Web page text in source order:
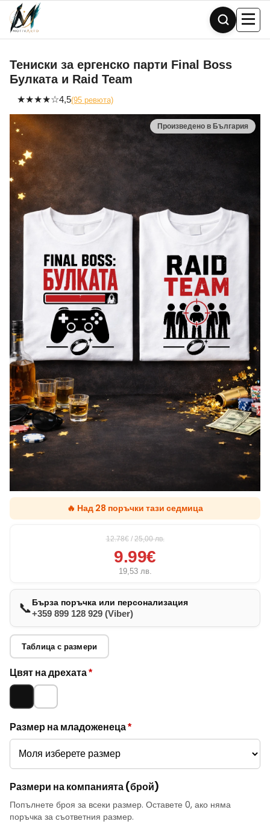
Skip
content
Тениски за ергенско парти Final Boss
Булката и Raid Team
★★★★☆4,5(95 ревюта)
🔥 Над 28 поръчки тази седмица
12.78€ / 25,00лв.
9.99€
19,53 лв.
📞Бърза поръчка или персонализация
+359 899 128 929 (Viber)
Таблица с размери
Опции за
младоженец
и компания
Цвят на дрехата*
Черно
Размер на младоженеца*
Размери на компанията (брой)
Попълнете броя за всеки размер. Оставете 0, ако няма
поръчка за съответния размер.